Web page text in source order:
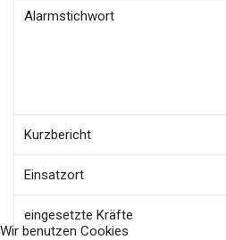
Alarmstichwort
Kurzbericht
Einsatzort
eingesetzte Kräfte
Wir benutzen Cookies